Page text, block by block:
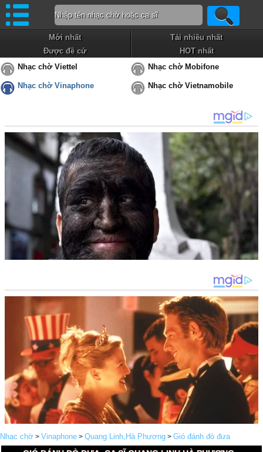
Mới nhất
Tải nhiều nhất
Được đề cử
HOT nhất
Nhạc chờ Viettel
Nhạc chờ Mobifone
Nhạc chờ Vinaphone Nhạc chờ Vietnamobile
Nhạc chờ > Vinaphone > Quang Linh,Hà Phương > Gió đánh đò đưa